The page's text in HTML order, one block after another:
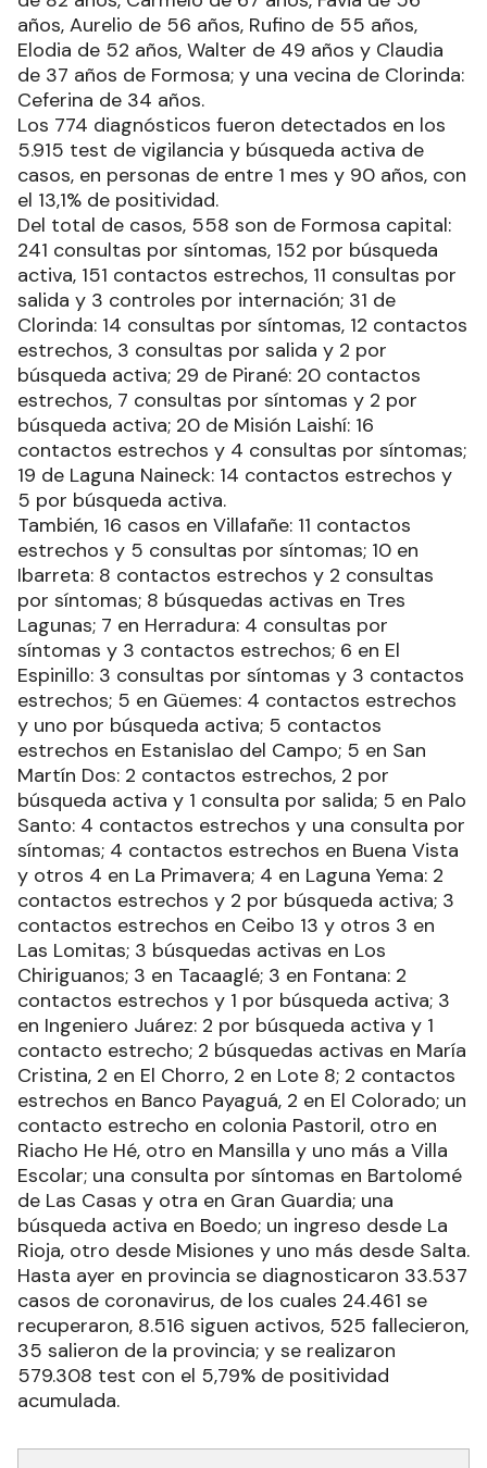
años, Aurelio de 56 años, Rufino de 55 años,
Elodia de 52 años, Walter de 49 años y Claudia
de 37 años de Formosa; y una vecina de Clorinda:
Ceferina de 34 años.
Los 774 diagnósticos fueron detectados en los
5.915 test de vigilancia y búsqueda activa de
casos, en personas de entre 1 mes y 90 años, con
el 13,1% de positividad.
Del total de casos, 558 son de Formosa capital:
241 consultas por síntomas, 152 por búsqueda
activa, 151 contactos estrechos, 11 consultas por
salida y 3 controles por internación; 31 de
Clorinda: 14 consultas por síntomas, 12 contactos
estrechos, 3 consultas por salida y 2 por
búsqueda activa; 29 de Pirané: 20 contactos
estrechos, 7 consultas por síntomas y 2 por
búsqueda activa; 20 de Misión Laishí: 16
contactos estrechos y 4 consultas por síntomas;
19 de Laguna Naineck: 14 contactos estrechos y
5 por búsqueda activa.
También, 16 casos en Villafañe: 11 contactos
estrechos y 5 consultas por síntomas; 10 en
Ibarreta: 8 contactos estrechos y 2 consultas
por síntomas; 8 búsquedas activas en Tres
Lagunas; 7 en Herradura: 4 consultas por
síntomas y 3 contactos estrechos; 6 en El
Espinillo: 3 consultas por síntomas y 3 contactos
estrechos; 5 en Güemes: 4 contactos estrechos
y uno por búsqueda activa; 5 contactos
estrechos en Estanislao del Campo; 5 en San
Martín Dos: 2 contactos estrechos, 2 por
búsqueda activa y 1 consulta por salida; 5 en Palo
Santo: 4 contactos estrechos y una consulta por
síntomas; 4 contactos estrechos en Buena Vista
y otros 4 en La Primavera; 4 en Laguna Yema: 2
contactos estrechos y 2 por búsqueda activa; 3
contactos estrechos en Ceibo 13 y otros 3 en
Las Lomitas; 3 búsquedas activas en Los
Chiriguanos; 3 en Tacaaglé; 3 en Fontana: 2
contactos estrechos y 1 por búsqueda activa; 3
en Ingeniero Juárez: 2 por búsqueda activa y 1
contacto estrecho; 2 búsquedas activas en María
Cristina, 2 en El Chorro, 2 en Lote 8; 2 contactos
estrechos en Banco Payaguá, 2 en El Colorado; un
contacto estrecho en colonia Pastoril, otro en
Riacho He Hé, otro en Mansilla y uno más a Villa
Escolar; una consulta por síntomas en Bartolomé
de Las Casas y otra en Gran Guardia; una
búsqueda activa en Boedo; un ingreso desde La
Rioja, otro desde Misiones y uno más desde Salta.
Hasta ayer en provincia se diagnosticaron 33.537
casos de coronavirus, de los cuales 24.461 se
recuperaron, 8.516 siguen activos, 525 fallecieron,
35 salieron de la provincia; y se realizaron
579.308 test con el 5,79% de positividad
acumulada.